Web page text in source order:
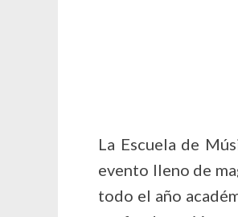
La Escuela de
evento lleno de
todo el año